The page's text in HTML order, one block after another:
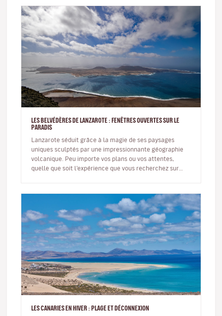
LES BELVÉDÈRES DE LANZAROTE : FENÊTRES OUVERTES SUR LE
PARADIS
Lanzarote séduit grâce à la magie de ses paysages
uniques sculptés par une impressionnante géographie
volcanique. Peu importe vos plans ou vos attentes,
quelle que soit l’expérience que vous recherchez sur
LES CANARIES EN HIVER : PLAGE ET DÉCONNEXION